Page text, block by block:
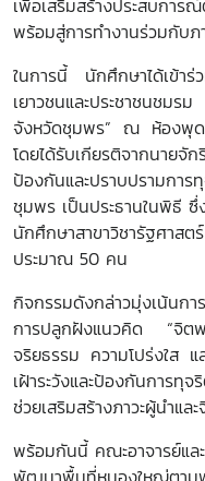
เพื่อเสริมสร้างประสบกา
พร้อมสู่การทำงานร่วมกับ
ในการนี้ นักศึกษาได้เข้า
เยาวชนและประชาชนช
จังหวัดชุมพร” ณ ห้องพุด
โดยได้รับเกียรติจากนาย
ป้องกันและปราบปรามกา
ชุมพร เป็นประธานในพิธี ซึ่
นักศึกษาสาขาวิชารัฐศา
ประมาณ 50 คน
กิจกรรมดังกล่าวมุ่งเน้นการ
การปลูกฝังแนวคิด “จิต
จริยธรรม ความโปร่งใส แ
เฝ้าระวังและป้องกันการทุ
ช่วยเสริมสร้างภาวะผู้นำแ
พร้อมกันนี้ คณะอาจารย์แ